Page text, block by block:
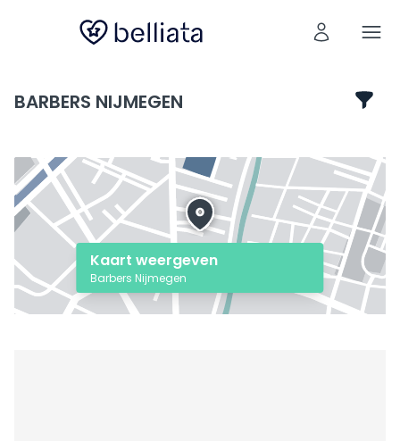
BARBERS NIJMEGEN
Kaart weergeven
Barbers Nijmegen